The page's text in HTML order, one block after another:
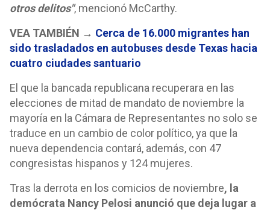
otros delitos", mencionó McCarthy.
VEA TAMBIÉN → Cerca de 16.000 migrantes han
sido trasladados en autobuses desde Texas hacia
cuatro ciudades santuario
El que la bancada republicana recuperara en las
elecciones de mitad de mandato de noviembre la
mayoría en la Cámara de Representantes no solo se
traduce en un cambio de color político, ya que la
nueva dependencia contará, además, con 47
congresistas hispanos y 124 mujeres.
Tras la derrota en los comicios de noviembre, la
demócrata Nancy Pelosi anunció que deja lugar a